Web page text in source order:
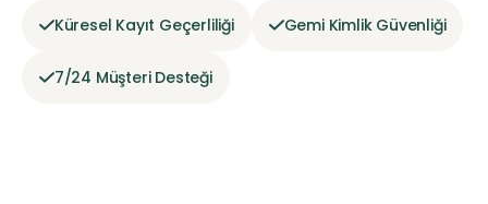
Küresel Kayıt Geçerliliği Gemi Kimlik Güvenliği
7/24 Müşteri Desteği